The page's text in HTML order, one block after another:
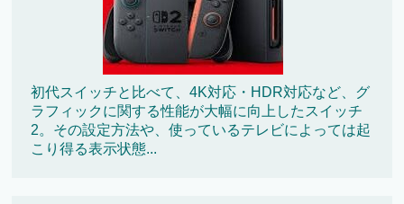
初代スイッチと比べて、4K対応・HDR対応など、グ
ラフィックに関する性能が大幅に向上したスイッチ
2。その設定方法や、使っているテレビによっては起
こり得る表示状態...